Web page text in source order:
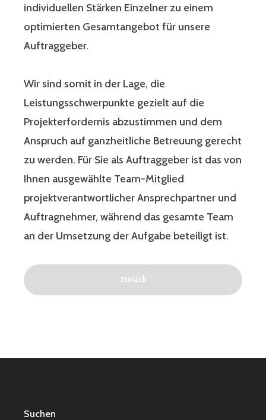
individuellen Stärken Einzelner zu einem
optimierten Gesamtangebot für unsere
Auftraggeber.
Wir sind somit in der Lage, die
Leistungsschwerpunkte gezielt auf die
Projekterfordernis abzustimmen und dem
Anspruch auf ganzheitliche Betreuung gerecht
zu werden. Für Sie als Auftraggeber ist das von
Ihnen ausgewählte Team-Mitglied
projektverantwortlicher Ansprechpartner und
Auftragnehmer, während das gesamte Team
an der Umsetzung der Aufgabe beteiligt ist.
zurück
Suchen